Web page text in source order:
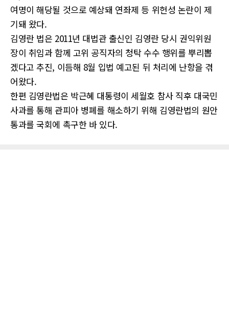
여명이 해당될 것으로 예상돼 연좌제 등 위헌성 논란이 제
기돼 왔다.
김영란 법은 2011년 대법관 출신인 김영란 당시 권익위원
장이 취임과 함께 고위 공직자의 청탁 수수 행위를 뿌리뽑
겠다고 추진, 이듬해 8월 입법 예고된 뒤 처리에 난항을 겪
어왔다.
한편 김영란법은 박근혜 대통령이 세월호 참사 직후 대국민
사과를 통해 관피아 병폐를 해소하기 위해 김영란법의 원안
통과를 국회에 촉구한 바 있다.